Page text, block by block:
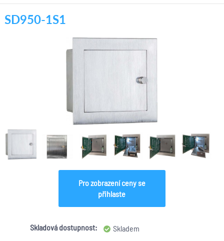
SD950-1S1
Pro zobrazení ceny se
přihlaste
Skladová dostupnost: Skladem